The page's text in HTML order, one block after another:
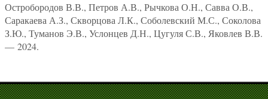
Остробородов В.В., Петров А.В., Рычкова О.Н., Савва О.В.,
Саракаева А.З., Скворцова Л.К., Соболевский М.С., Соколова
З.Ю., Туманов Э.В., Услонцев Д.Н., Цугуля С.В., Яковлев В.В.
— 2024.